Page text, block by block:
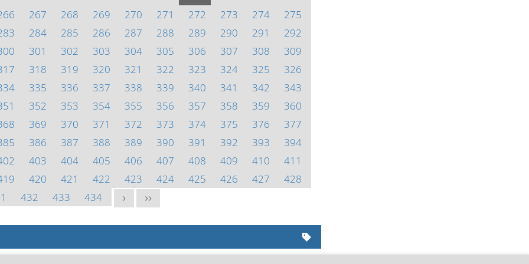
267 268 269 270 271 272 273 274
275
284 285 286 287 288 289 290 291
292
301 302 303 304 305 306 307 308
309
318 319 320 321 322 323 324 325
326
335 336 337 338 339 340 341 342
343
352 353 354 355 356 357 358 359
360
369 370 371 372 373 374 375 376
377
386 387 388 389 390 391 392 393
394
403 404 405 406 407 408 409 410
411
420 421 422 423 424 425 426 427
428
432 433 434 > >>